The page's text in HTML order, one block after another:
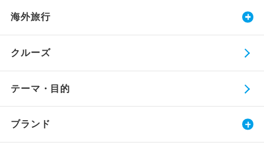
海外旅行
クルーズ
テーマ・目的
ブランド